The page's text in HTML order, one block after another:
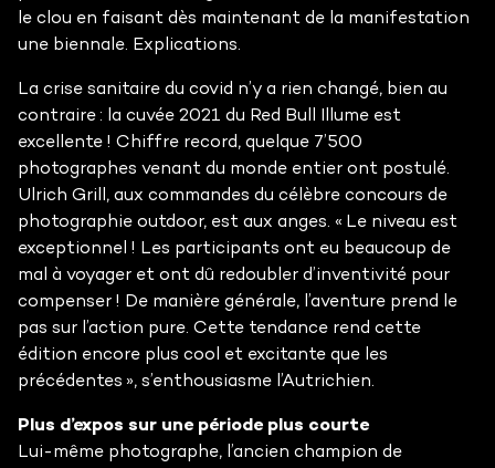
le clou en faisant dès maintenant de la manifestation
une biennale. Explications.
La crise sanitaire du covid n’y a rien changé, bien au
contraire : la cuvée 2021 du Red Bull Illume est
excellente ! Chiffre record, quelque 7’500
photographes venant du monde entier ont postulé.
Ulrich Grill, aux commandes du célèbre concours de
photographie outdoor, est aux anges. « Le niveau est
exceptionnel ! Les participants ont eu beaucoup de
mal à voyager et ont dû redoubler d’inventivité pour
compenser ! De manière générale, l’aventure prend le
pas sur l’action pure. Cette tendance rend cette
édition encore plus cool et excitante que les
précédentes », s’enthousiasme l’Autrichien.
Plus d’expos sur une période plus courte
Lui-même photographe, l’ancien champion de